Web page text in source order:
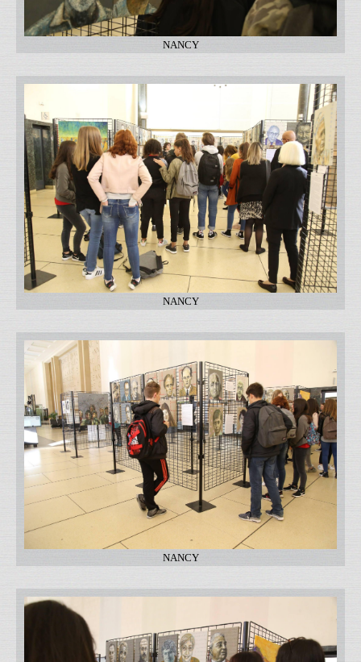
NANCY
NANCY
NANCY